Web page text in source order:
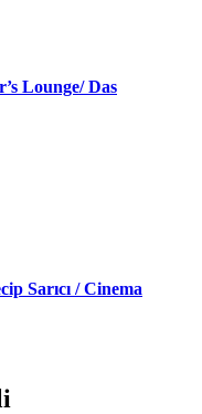
Lounge/ Das
Sarıcı / Cinema